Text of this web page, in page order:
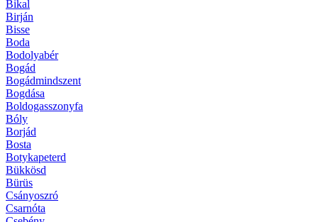
Bikal
Birján
Bisse
Boda
Bodolyabér
Bogád
Bogádmindszent
Bogdása
Boldogasszonyfa
Bóly
Borjád
Bosta
Botykapeterd
Bükkösd
Bürüs
Csányoszró
Csarnóta